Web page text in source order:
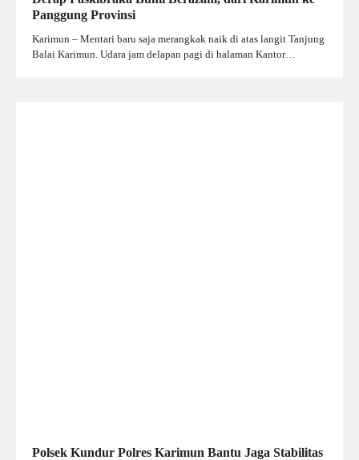
Panggung Provinsi
Karimun – Mentari baru saja merangkak naik di atas langit Tanjung
Balai Karimun. Udara jam delapan pagi di halaman Kantor…
Polsek Kundur Polres Karimun Bantu Jaga Stabilitas